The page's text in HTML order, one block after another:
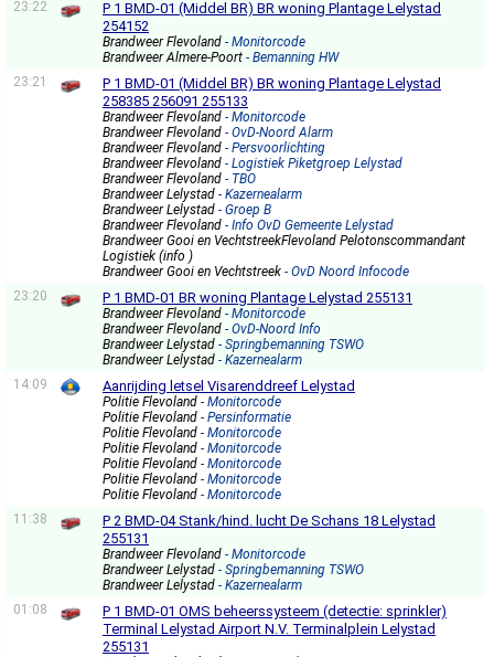
23:22
P 1 BMD-01 (Middel BR) BR woning Plantage Lelystad
254152
Brandweer Flevoland - Monitorcode
Brandweer Almere-Poort - Bemanning HW
23:21
P 1 BMD-01 (Middel BR) BR woning Plantage Lelystad
258385 256091 255133
Brandweer Flevoland - Monitorcode
Brandweer Flevoland - OvD-Noord Alarm
Brandweer Flevoland - Persvoorlichting
Brandweer Flevoland - Logistiek Piketgroep Lelystad
Brandweer Flevoland - TBO
Brandweer Lelystad - Kazernealarm
Brandweer Lelystad - Groep B
Brandweer Flevoland - Info OvD Gemeente Lelystad
Brandweer Gooi en VechtstreekFlevoland Pelotonscommandant
Logistiek (info )
Brandweer Gooi en Vechtstreek - OvD Noord Infocode
23:20
P 1 BMD-01 BR woning Plantage Lelystad 255131
Brandweer Flevoland - Monitorcode
Brandweer Flevoland - OvD-Noord Info
Brandweer Lelystad - Springbemanning TSWO
Brandweer Lelystad - Kazernealarm
14:09
Aanrijding letsel Visarenddreef Lelystad
Politie Flevoland - Monitorcode
Politie Flevoland - Persinformatie
Politie Flevoland - Monitorcode
Politie Flevoland - Monitorcode
Politie Flevoland - Monitorcode
Politie Flevoland - Monitorcode
Politie Flevoland - Monitorcode
11:38
P 2 BMD-04 Stank/hind. lucht De Schans 18 Lelystad
255131
Brandweer Flevoland - Monitorcode
Brandweer Lelystad - Springbemanning TSWO
Brandweer Lelystad - Kazernealarm
01:08
P 1 BMD-01 OMS beheerssysteem (detectie: sprinkler)
Terminal Lelystad Airport N.V. Terminalplein Lelystad
255131